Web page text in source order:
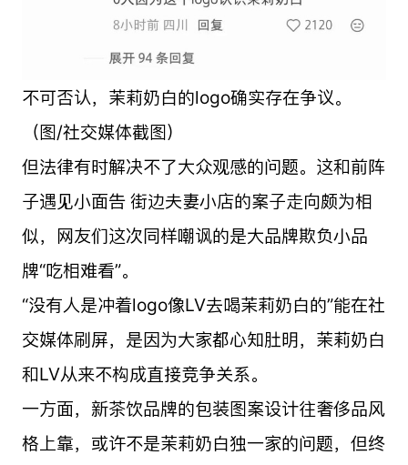
不可否认，茉莉奶白的logo确实存在争议。
（图/社交媒体截图）
但法律有时解决不了大众观感的问题。这和前阵
子遇见小面告 街边夫妻小店的案子走向颇为相
似，网友们这次同样嘲讽的是大品牌欺负小品
牌“吃相难看”。
“没有人是冲着logo像LV去喝茉莉奶白的”能在社
交媒体刷屏，是因为大家都心知肚明，茉莉奶白
和LV从来不构成直接竞争关系。
一方面，新茶饮品牌的包装图案设计往奢侈品风
格上靠，或许不是茉莉奶白独一家的问题，但终